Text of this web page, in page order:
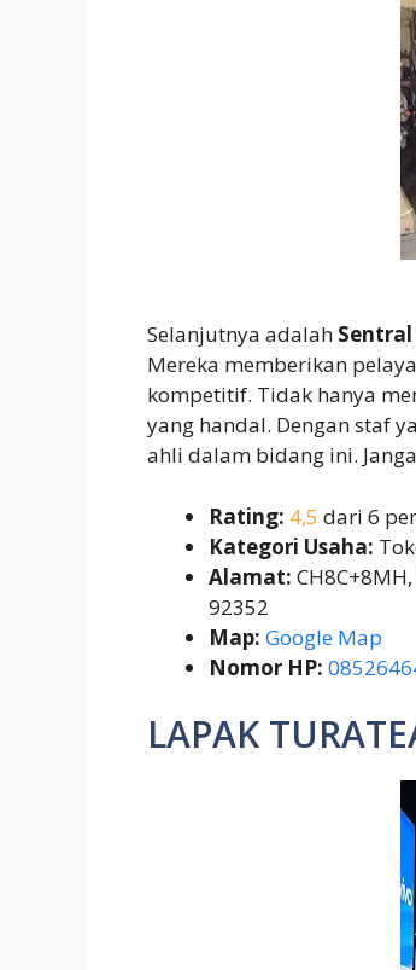
Selanjutnya adalah
Mereka memberikan
kompetitif. Tidak hanya
yang handal. Dengan staf
ahli dalam bidang ini.
Rating: 4,5 dari 6
Kategori Usaha:
Alamat:
92352
Map: Google Map
Nomor HP:
LAPAK